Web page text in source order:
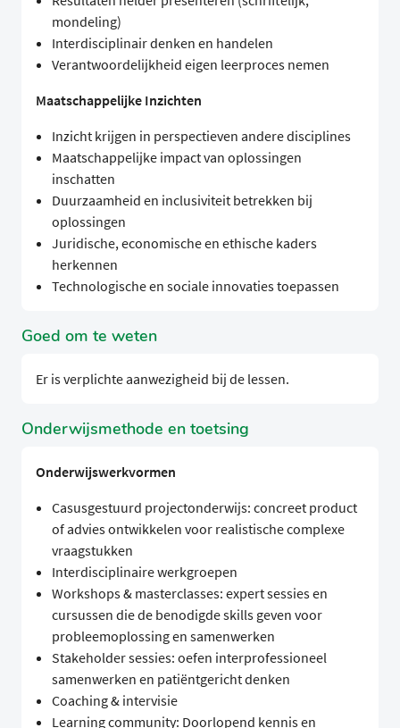
mondeling)
Interdisciplinair denken en handelen
Verantwoordelijkheid eigen leerproces nemen
Maatschappelijke Inzichten
Inzicht krijgen in perspectieven andere disciplines
Maatschappelijke impact van oplossingen
inschatten
Duurzaamheid en inclusiviteit betrekken bij
oplossingen
Juridische, economische en ethische kaders
herkennen
Technologische en sociale innovaties toepassen
Goed om te weten
Er is verplichte aanwezigheid bij de lessen.
Onderwijsmethode en toetsing
Onderwijswerkvormen
Casusgestuurd projectonderwijs: concreet product
of advies ontwikkelen voor realistische complexe
vraagstukken
Interdisciplinaire werkgroepen
Workshops & masterclasses: expert sessies en
cursussen die de benodigde skills geven voor
probleemoplossing en samenwerken
Stakeholder sessies: oefen interprofessioneel
samenwerken en patiëntgericht denken
Coaching & intervisie
Learning community: Doorlopend kennis en